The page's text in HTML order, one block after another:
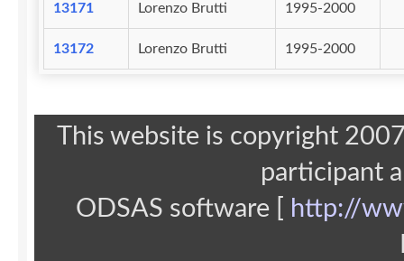
13171 Lorenzo Brutti 1995-2000
13172 Lorenzo Brutti 1995-2000
This website is copyright
participant
ODSAS software [
http://